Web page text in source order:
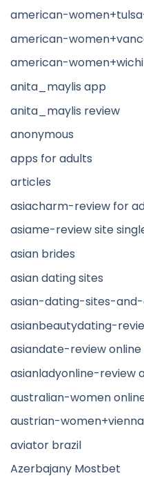
american-
american-
american-
anita_maylis app
anita_maylis review
anonymous
apps for adults
articles
asiacharm-review for
asiame-review site
asian brides
asian dating sites
asian-dating-sites-
asianbeautydating-
asiandate-review online
asianladyonline-review
australian-women
austrian-
aviator brazil
Azerbajany Mostbet